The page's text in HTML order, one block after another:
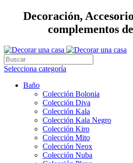
Decoración,
complementos
Selecciona categoría
Baño
Colección Bolonia
Colección Diva
Colección Kala
Colección Kala Negro
Colección Kiro
Colección Mito
Colección Neox
Colección Nuba